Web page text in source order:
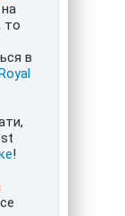
то
в
!